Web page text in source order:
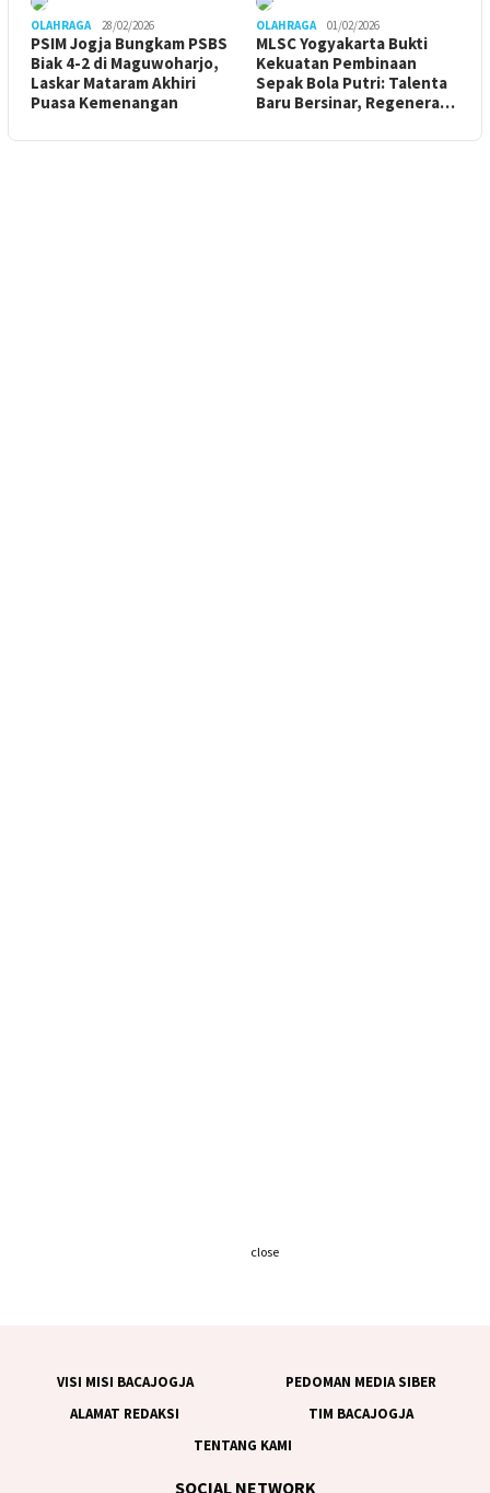
OLAHRAGA 28/02/2026
PSIM Jogja Bungkam PSBS
Biak 4-2 di Maguwoharjo,
Laskar Mataram Akhiri
Puasa Kemenangan
OLAHRAGA 01/02/2026
MLSC Yogyakarta Bukti
Kekuatan Pembinaan
Sepak Bola Putri: Talenta
Baru Bersinar, Regenera…
VISI MISI BACAJOGJA
PEDOMAN MEDIA SIBER
ALAMAT REDAKSI
TIM BACAJOGJA
TENTANG KAMI
SOCIAL NETWORK
close